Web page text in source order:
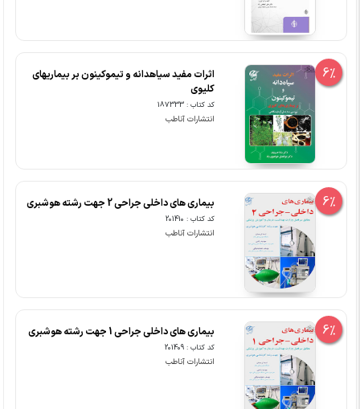
6%
اثرات مفید سیاهدانه و تیموکینون بر بیماریهای
کلیوی
کد کتاب : 187333
انتشارات آناطب
6% بیماری های داخلی جراحی 2 جهت رشته هوشبری
کد کتاب : 201410
انتشارات آناطب
6% بیماری های داخلی جراحی 1 جهت رشته هوشبری
کد کتاب : 201409
انتشارات آناطب